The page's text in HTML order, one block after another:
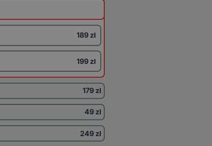
189 zł
199 zł
179 zł
49 zł
249 zł